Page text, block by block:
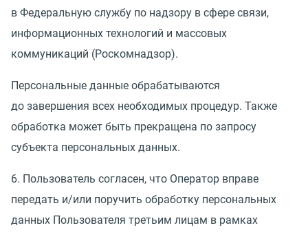
в Федеральную службу по надзору в сфере связи,
информационных технологий и массовых
коммуникаций (Роскомнадзор).
Персональные данные обрабатываются
до завершения всех необходимых процедур. Также
обработка может быть прекращена по запросу
субъекта персональных данных.
6. Пользователь согласен, что Оператор вправе
передать и/или поручить обработку персональных
данных Пользователя третьим лицам в рамках